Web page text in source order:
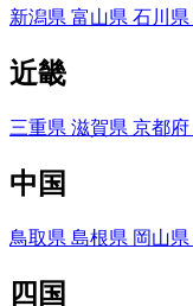
新潟県 富山県 石川県
近畿
三重県 滋賀県 京都府
中国
鳥取県 島根県 岡山県
四国